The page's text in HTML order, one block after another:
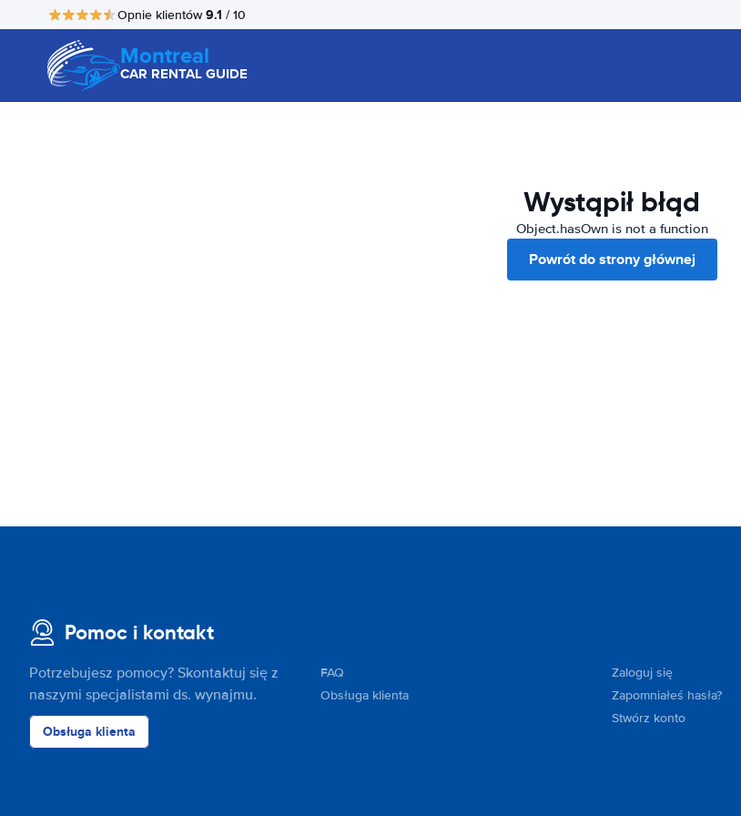
Opnie klientów9.1 / 10
Montreal
CAR RENTAL GUIDE
Wystąpił błąd
Object.hasOwn is not a function
Powrót do strony głównej
Pomoc i kontakt
Potrzebujesz pomocy? Skontaktuj się z
naszymi specjalistami ds. wynajmu.
Obsługa klienta
FAQ
Obsługa klienta
Zaloguj się
Zapomniałeś hasła?
Stwórz konto